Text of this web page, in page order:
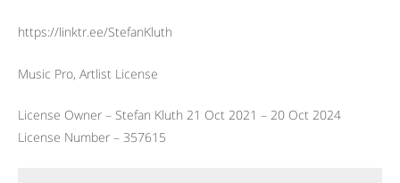
https://linktr.ee/StefanKluth
Music Pro, Artlist License
License Owner – Stefan Kluth 21 Oct 2021 – 20 Oct 2024
License Number – 357615